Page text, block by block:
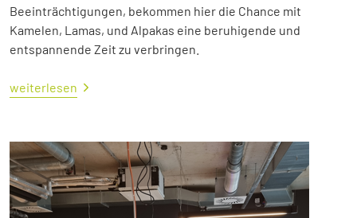
Beeinträchtigungen, bekommen hier die Chance mit
Kamelen, Lamas, und Alpakas eine beruhigende und
entspannende Zeit zu verbringen.
weiterlesen